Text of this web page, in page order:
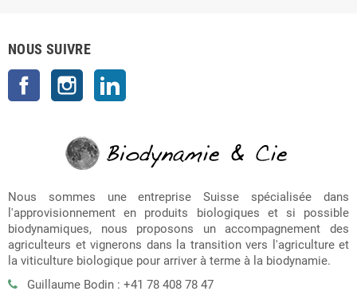
NOUS SUIVRE
Facebook Instagram
Nous sommes une entreprise Suisse spécialisée dans
l'approvisionnement en produits biologiques et si possible
biodynamiques, nous proposons un accompagnement des
agriculteurs et vignerons dans la transition vers l'agriculture et
la viticulture biologique pour arriver à terme à la biodynamie.
Guillaume Bodin : +41 78 408 78 47